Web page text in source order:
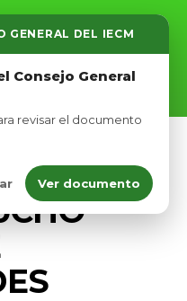
GENERAL DEL IECM
Consejo General
revisar el documento
Ver documento